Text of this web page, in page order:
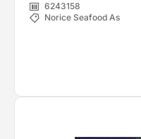
6243158
Norice Seafood As